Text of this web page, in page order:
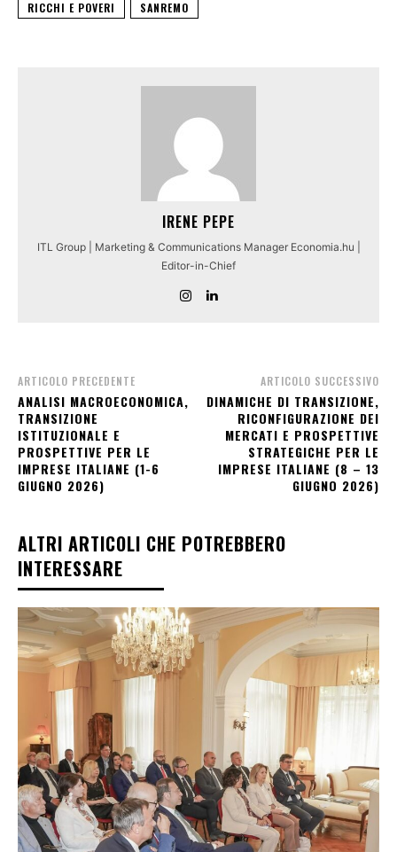
RICCHI E POVERI
SANREMO
IRENE PEPE
ITL Group | Marketing & Communications Manager Economia.hu |
Editor-in-Chief
ARTICOLO PRECEDENTE
ANALISI MACROECONOMICA,
TRANSIZIONE
ISTITUZIONALE E
PROSPETTIVE PER LE
IMPRESE ITALIANE (1-6
GIUGNO 2026)
ARTICOLO SUCCESSIVO
DINAMICHE DI TRANSIZIONE,
RICONFIGURAZIONE DEI
MERCATI E PROSPETTIVE
STRATEGICHE PER LE
IMPRESE ITALIANE (8 – 13
GIUGNO 2026)
ALTRI ARTICOLI CHE POTREBBERO
INTERESSARE